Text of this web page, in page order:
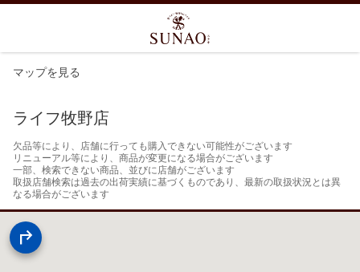
マップを見る
ライフ牧野店
欠品等により、店舗に行っても購入できない可能性がございます
リニューアル等により、商品が変更になる場合がございます
一部、検索できない商品、並びに店舗がございます
取扱店舗検索は過去の出荷実績に基づくものであり、最新の取扱状況とは異
なる場合がございます